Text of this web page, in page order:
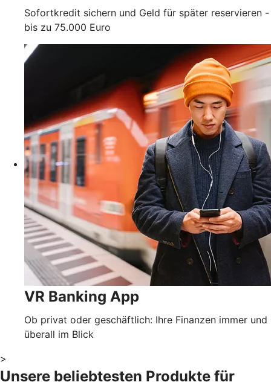
Sofortkredit sichern und Geld für später reservieren -
bis zu 75.000 Euro
VR Banking App
Ob privat oder geschäftlich: Ihre Finanzen immer und
überall im Blick
>
Unsere beliebtesten Produkte für